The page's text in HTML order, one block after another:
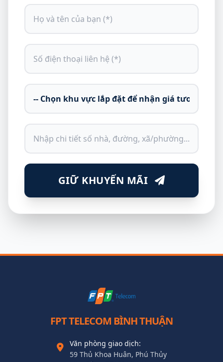
GIỮ KHUYẾN MÃI
FPT TELECOM BÌNH THUẬN
Văn phòng giao dịch:
59 Thủ Khoa Huân, Phú Thủy